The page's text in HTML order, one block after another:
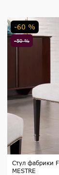
-50 %
-60 %
Стул фабрики
MESTRE